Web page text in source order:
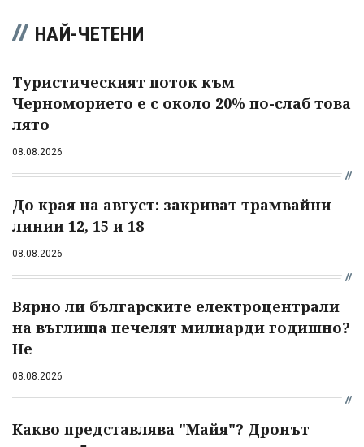
НАЙ-ЧЕТЕНИ
Туристическият поток към
Черноморието е с около 20% по-слаб това
лято
08.08.2026
До края на август: закриват трамвайни
линии 12, 15 и 18
08.08.2026
Вярно ли българските електроцентрали
на въглища печелят милиарди годишно?
Не
08.08.2026
Какво представлява "Майя"? Дронът